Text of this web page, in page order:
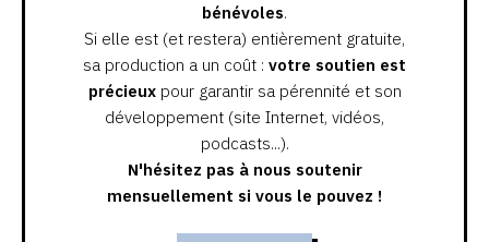
bénévoles.
Si elle est (et restera) entièrement gratuite,
sa production a un coût : votre soutien est
précieuxpour garantir sa pérennité et son
développement (site Internet, vidéos,
podcasts...).
N'hésitez pas à nous soutenir
mensuellement si vous le pouvez !